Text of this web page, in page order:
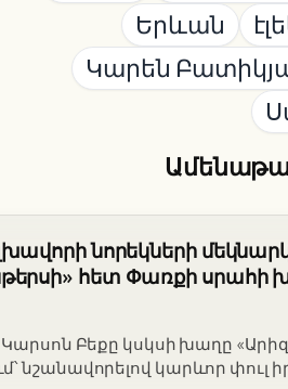
Երևան
Կարեն
նորեկների
հետ Փառքի սրահի
Բեքը կսկսի խաղը
նշանավորելով կարևոր փուլ